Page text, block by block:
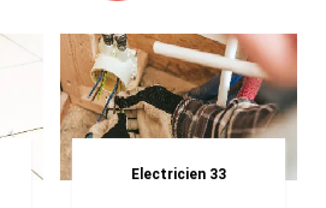
Electricien 33